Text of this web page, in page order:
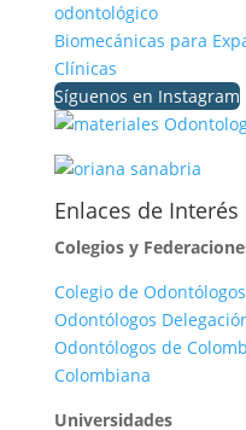
odontológico
Biomecánicas para
Clínicas
Síguenos en Instagram
Enlaces de Interés
Colegios y
Colegio de
Odontólogos
Odontólogos de
Colombiana
Universidades